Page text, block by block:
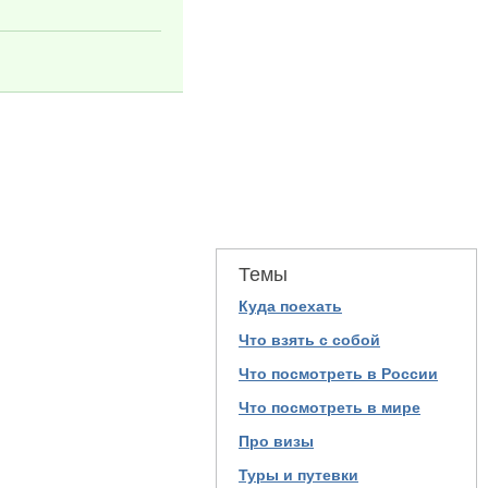
Темы
Куда поехать
Что взять с собой
Что посмотреть в России
Что посмотреть в мире
Про визы
Туры и путевки